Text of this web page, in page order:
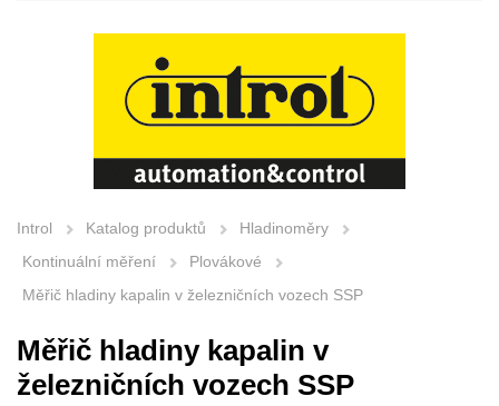
Introl Katalog produktů
Hladinoměry
Kontinuální měření
Plovákové
Měřič hladiny kapalin v železničních vozech SSP
Měřič hladiny kapalin v
železničních vozech SSP